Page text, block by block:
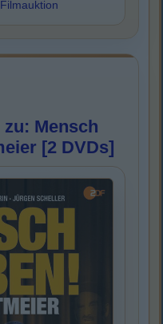
Mensch
[2 DVDs]